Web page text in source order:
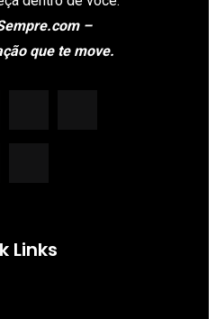
–
que te move.
Links